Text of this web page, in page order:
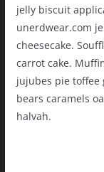
jelly biscuit
unerdwear.com
cheesecake.
carrot cake.
jujubes pie toffee
bears caramels
halvah.